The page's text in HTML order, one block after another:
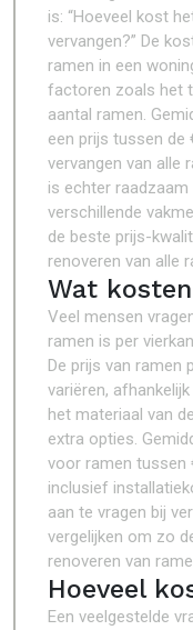
is: “Hoeveel kost
vervangen?” De
ramen in een
factoren zoals het
aantal ramen.
een prijs tussen de
vervangen van alle
is echter
verschillende
de beste prijs-
renoveren van alle
Wat
Veel mensen
ramen is per
De prijs van ramen
variëren,
het materiaal van
extra opties.
voor ramen tussen
inclusief
aan te vragen bij
vergelijken om zo
renoveren van
Hoeveel
Een veelgestelde